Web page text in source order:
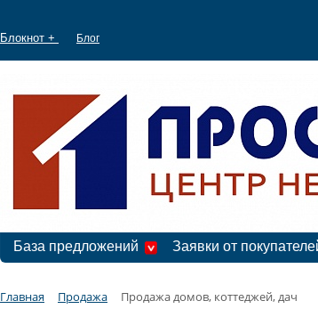
Блокнот + Блог
База предложений Заявки от
Главная Продажа Продажа домов, коттеджей, дач